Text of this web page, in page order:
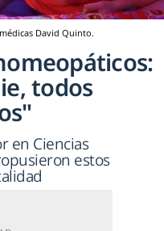
David Quinto.
todos
en Ciencias
estos